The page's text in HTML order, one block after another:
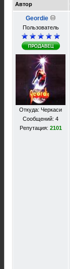
Автор
Geordie
Пользователь
Откуда: Черкаси
Сообщений: 4
Репутация: 2101